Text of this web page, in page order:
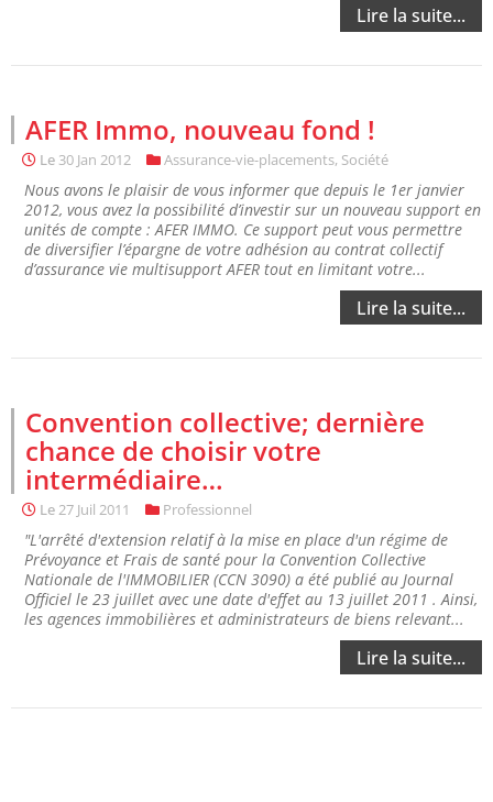
Lire la suite...
AFER Immo, nouveau fond !
Le 30 Jan 2012 Assurance-vie-placements, Société
Nous avons le plaisir de vous informer que depuis le 1er janvier
2012, vous avez la possibilité d’investir sur un nouveau support en
unités de compte : AFER IMMO. Ce support peut vous permettre
de diversifier l’épargne de votre adhésion au contrat collectif
d’assurance vie multisupport AFER tout en limitant votre...
Lire la suite...
Convention collective; dernière
chance de choisir votre
intermédiaire…
Le27 Juil 2011 Professionnel
"L'arrêté d'extension relatif à la mise en place d'un régime de
Prévoyance et Frais de santé pour la Convention Collective
Nationale de l'IMMOBILIER (CCN 3090) a été publié au Journal
Officiel le 23 juillet avec une date d'effet au 13 juillet 2011 . Ainsi,
les agences immobilières et administrateurs de biens relevant...
Lire la suite...